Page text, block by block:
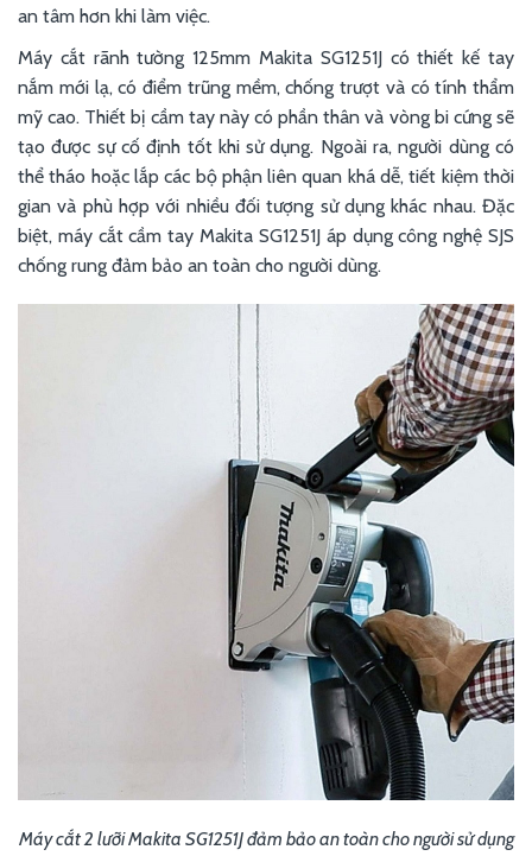
an tâm hơn khi làm việc.
Máy cắt rãnh tường 125mm Makita SG1251J có thiết kế tay
nắm mới lạ, có điểm trũng mềm, chống trượt và có tính thẩm
mỹ cao. Thiết bị cầm tay này có phần thân và vòng bi cứng sẽ
tạo được sự cố định tốt khi sử dụng. Ngoài ra, người dùng có
thể tháo hoặc lắp các bộ phận liên quan khá dễ, tiết kiệm thời
gian và phù hợp với nhiều đối tượng sử dụng khác nhau. Đặc
biệt, máy cắt cầm tay Makita SG1251J áp dụng công nghệ SJS
chống rung đảm bảo an toàn cho người dùng.
Máy cắt 2 lưỡi Makita SG1251J đảm bảo an toàn cho người sử dụng